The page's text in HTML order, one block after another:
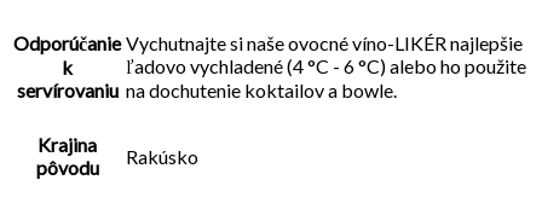
Odporúčanie
k
servírovaniu
Vychutnajte si naše ovocné víno-LIKÉR najlepšie
ľadovo vychladené (4 °C - 6 °C) alebo ho použite
na dochutenie koktailov a bowle.
Krajina
pôvodu
Rakúsko